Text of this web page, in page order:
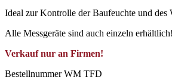
Ideal zur Kontrolle der Baufeuchte und des
Alle Messgeräte sind auch einzeln erhältlich!
Verkauf nur an Firmen!
BestellnummerWM TFD